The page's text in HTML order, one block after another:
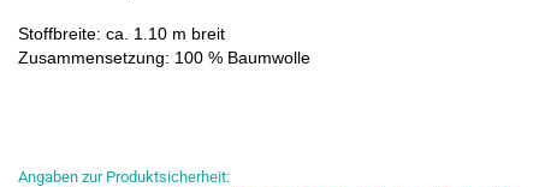
Stoffbreite: ca. 1.10 m breit
Zusammensetzung: 100 % Baumwolle
Angaben zur Produktsicherheit: